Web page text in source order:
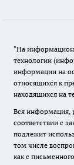
"На
технологии
информации на
относящихся к
находящихся на
Вся информация,
соответствии с
подлежит
том числе
как с